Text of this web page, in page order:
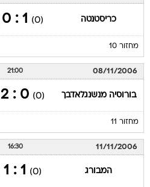
כריסטנטה (0)
1 : 0
מחזור 10
08/11/2006
21:00
בורוסיה מנשנגלאדבך (0)
0 : 2
מחזור 11
11/11/2006
16:30
המבורג (0)
1 : 1